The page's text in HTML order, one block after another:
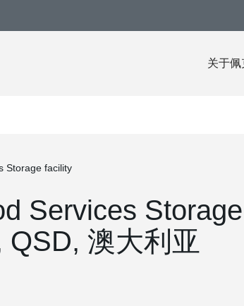
关于佩
Storage facility
Services Storage
QSD, 澳大利亚